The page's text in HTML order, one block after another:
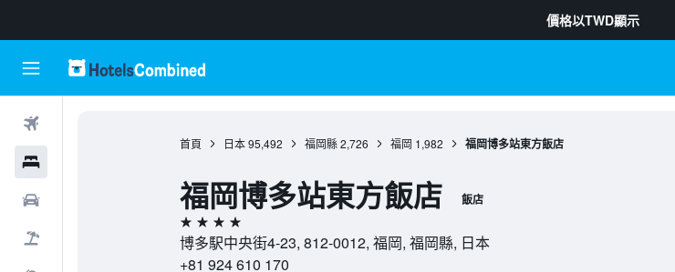
價格以TWD顯示
首頁 日本 95,492 福岡縣 2,726 福岡 1,982 福岡博多站東方飯店
福岡博多站東方飯店 飯店
4星級
博多駅中央街4-23, 812-0012, 福岡, 福岡縣, 日本
+81 924 610 170